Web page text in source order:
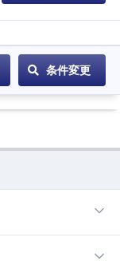
条件変更